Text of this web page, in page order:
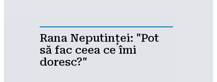
Rana Neputinței: "Pot
să fac ceea ce îmi
doresc?"